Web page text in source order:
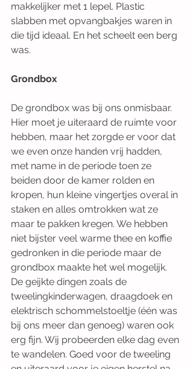
makkelijker met 1 lepel. Plastic
slabben met opvangbakjes waren in
die tijd ideaal. En het scheelt een berg
was.
Grondbox
De grondbox was bij ons onmisbaar.
Hier moet je uiteraard de ruimte voor
hebben, maar het zorgde er voor dat
we even onze handen vrij hadden,
met name in de periode toen ze
beiden door de kamer rolden en
kropen, hun kleine vingertjes overal in
staken en alles omtrokken wat ze
maar te pakken kregen. We hebben
niet bijster veel warme thee en koffie
gedronken in die periode maar de
grondbox maakte het wel mogelijk.
De geijkte dingen zoals de
tweelingkinderwagen, draagdoek en
elektrisch schommelstoeltje (één was
bij ons meer dan genoeg) waren ook
erg fijn. Wij probeerden elke dag even
te wandelen. Goed voor de tweeling